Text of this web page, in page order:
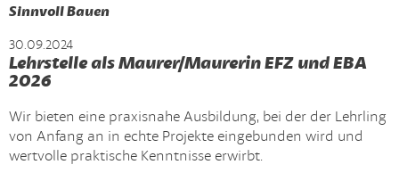
Sinnvoll Bauen
30.09.2024
Lehrstelle als Maurer/Maurerin EFZ und EBA
2026
Wir bieten eine praxisnahe Ausbildung, bei der der Lehrling
von Anfang an in echte Projekte eingebunden wird und
wertvolle praktische Kenntnisse erwirbt.